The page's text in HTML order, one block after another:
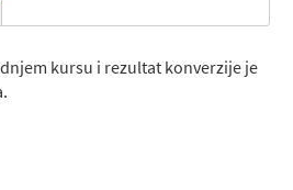
kursu i rezultat konverzije je